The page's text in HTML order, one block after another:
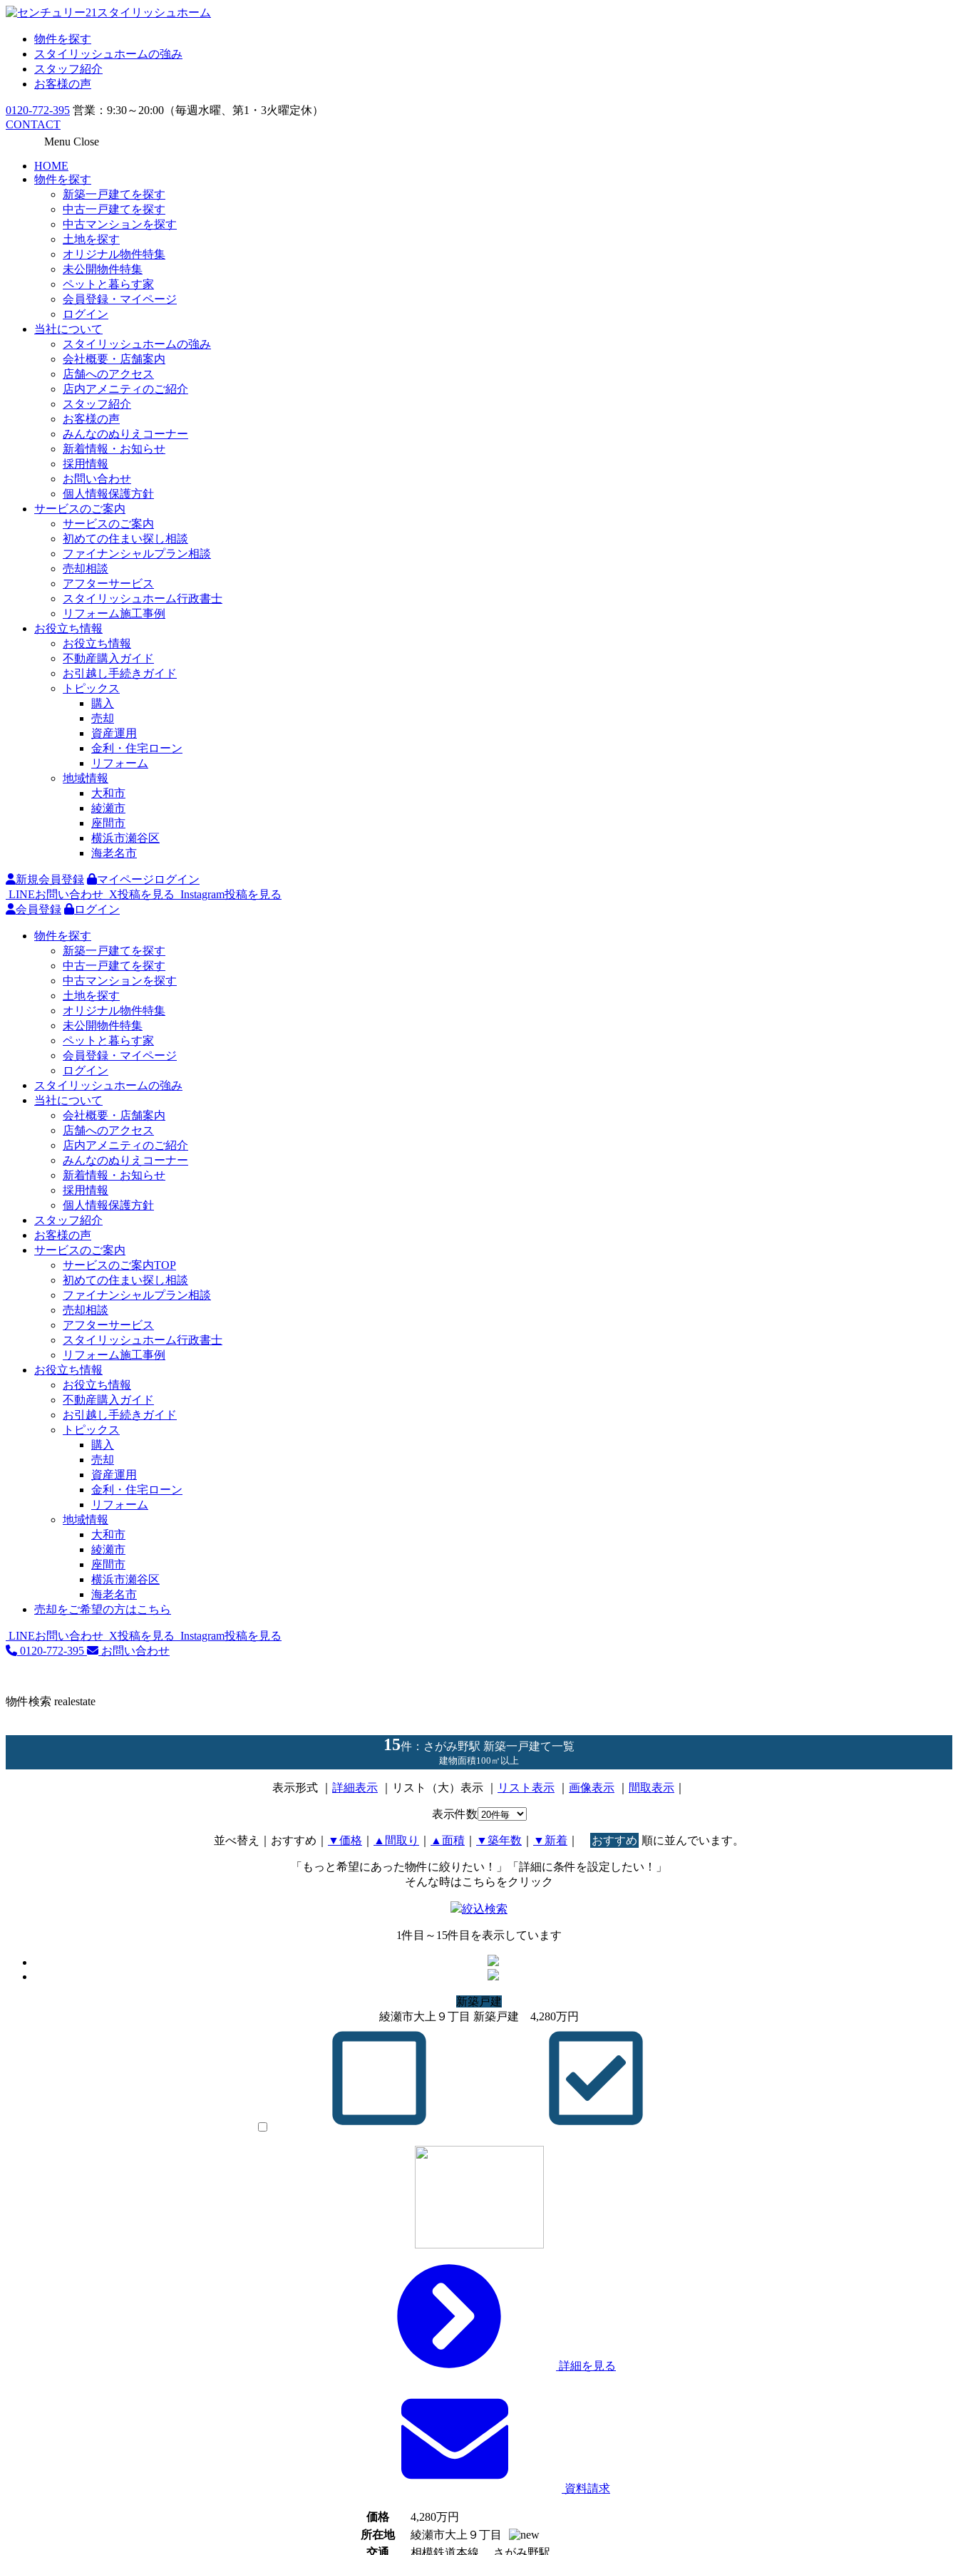
物件を探す
スタイリッシュホームの強み
スタッフ紹介
お客様の声
0120-772-395 営業：9:30～20:00（毎週水曜、第1・3火曜定休）
CONTACT
Menu Close
HOME
物件を探す
新築一戸建てを探す
中古一戸建てを探す
中古マンションを探す
土地を探す
オリジナル物件特集
未公開物件特集
ペットと暮らす家
会員登録・マイページ
ログイン
当社について
スタイリッシュホームの強み
会社概要・店舗案内
店舗へのアクセス
店内アメニティのご紹介
スタッフ紹介
お客様の声
みんなのぬりえコーナー
新着情報・お知らせ
採用情報
お問い合わせ
個人情報保護方針
サービスのご案内
サービスのご案内
初めての住まい探し相談
ファイナンシャルプラン相談
売却相談
アフターサービス
スタイリッシュホーム行政書士
リフォーム施工事例
お役立ち情報
お役立ち情報
不動産購入ガイド
お引越し手続きガイド
トピックス
購入
売却
資産運用
金利・住宅ローン
リフォーム
地域情報
大和市
綾瀬市
座間市
横浜市瀬谷区
海老名市
新規会員登録
マイページログイン
LINEお問い合わせ X投稿を見る Instagram投稿を見る
会員登録
ログイン
物件を探す
新築一戸建てを探す
中古一戸建てを探す
中古マンションを探す
土地を探す
オリジナル物件特集
未公開物件特集
ペットと暮らす家
会員登録・マイページ
ログイン
スタイリッシュホームの強み
当社について
会社概要・店舗案内
店舗へのアクセス
店内アメニティのご紹介
みんなのぬりえコーナー
新着情報・お知らせ
採用情報
個人情報保護方針
スタッフ紹介
お客様の声
サービスのご案内
サービスのご案内TOP
初めての住まい探し相談
ファイナンシャルプラン相談
売却相談
アフターサービス
スタイリッシュホーム行政書士
リフォーム施工事例
お役立ち情報
お役立ち情報
不動産購入ガイド
お引越し手続きガイド
トピックス
購入
売却
資産運用
金利・住宅ローン
リフォーム
地域情報
大和市
綾瀬市
座間市
横浜市瀬谷区
海老名市
売却をご希望の方はこちら
LINEお問い合わせ X投稿を見る Instagram投稿を見る
0120-772-395
お問い合わせ
物件検索 realestate
15件：さがみ野駅 新築一戸建て一覧
建物面積100㎡以上
表示形式 詳細表示 ｜リスト（大）表示 ｜ リスト表示 画像表示 間取表示
表示件数
並べ替え ｜おすすめ ▼価格 ▲間取り ▲面積 ▼築年数 ▼新着 おすすめ 順に並んでいます。
「もっと希望にあった物件に絞りたい！」「詳細に条件を設定したい！」
そんな時はこちらをクリック
絞込検索
1件目～ 15件目を表示しています
新築戸建
綾瀬市大上９丁目 新築戸建
4,280万円
詳細を見る
資料請求
価格 4,280万円
所在地
綾瀬市大上９丁目